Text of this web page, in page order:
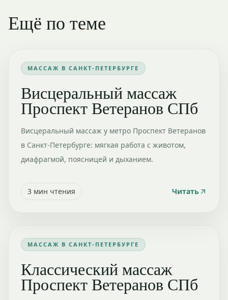
Ещё по теме
МАССАЖ В САНКТ-ПЕТЕРБУРГЕ
Висцеральный массаж
Проспект Ветеранов СПб
Висцеральный массаж у метро Проспект Ветеранов
в Санкт-Петербурге: мягкая работа с животом,
диафрагмой, поясницей и дыханием.
3 мин чтения Читать
МАССАЖ В САНКТ-ПЕТЕРБУРГЕ
Классический массаж
Проспект Ветеранов СПб